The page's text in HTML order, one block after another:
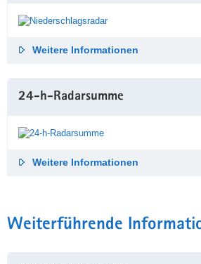
Weitere Informationen
24-h-Radar­summe
Weitere Informationen
Weiterführende